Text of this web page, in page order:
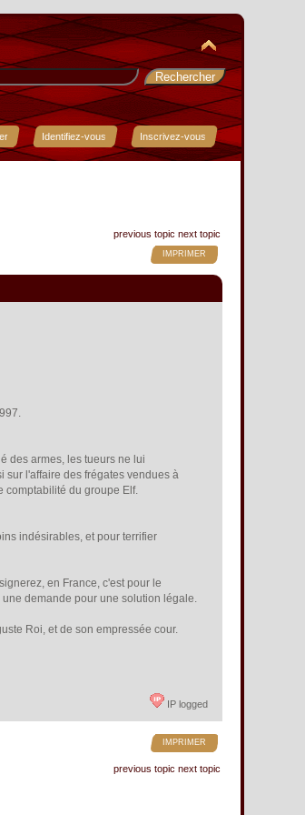
Identifiez-vous Inscrivez-vous
previous topic next topic
IMPRIMER
des armes, les tueurs ne lui
sur l'affaire des frégates vendues à
comptabilité du groupe Elf.
indésirables, et pour terrifier
en France, c'est pour le
demande pour une solution légale.
Roi, et de son empressée cour.
IP logged
IMPRIMER
previous topic next topic